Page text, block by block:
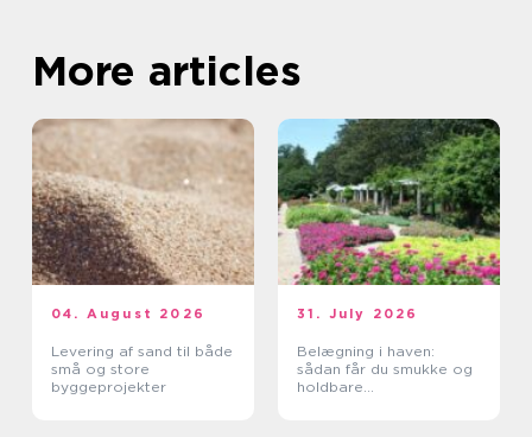
More articles
04. August 2026
Levering af sand til både
små og store
byggeprojekter
31. July 2026
Belægning i haven:
sådan får du smukke og
holdbare